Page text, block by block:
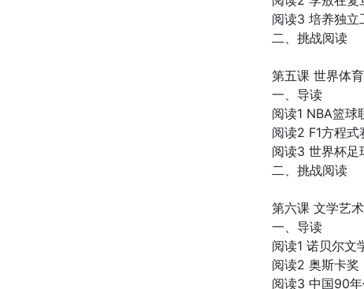
阅读3 培养独立
二、挑战阅读
第五课 世界体育
一、导读
阅读1 NBA篮球
阅读2 F1方程式
阅读3 世界杯足
二、挑战阅读
第六课 文学艺术
一、导读
阅读1 诺贝尔文
阅读2 奥斯卡奖
阅读3 中国90年